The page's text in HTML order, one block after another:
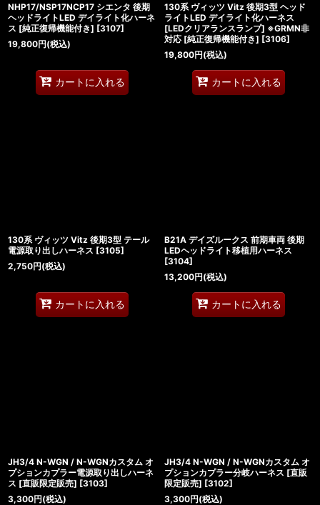
NHP17/NSP17NCP17 シエンタ 後期
ヘッドライトLED デイライト化ハーネ
ス [純正復帰機能付き] [3107]
19,800円(税込)
カートに入れる
130系 ヴィッツ Vitz 後期3型 ヘッド
ライトLED デイライト化ハーネス
[LEDクリアランスランプ] ※GRMN非
対応 [純正復帰機能付き] [3106]
19,800円(税込)
カートに入れる
130系 ヴィッツ Vitz 後期3型 テール
電源取り出しハーネス [3105]
2,750円(税込)
カートに入れる
B21A デイズルークス 前期車両 後期
LEDヘッドライト移植用ハーネス
[3104]
13,200円(税込)
カートに入れる
JH3/4 N-WGN / N-WGNカスタム オ
プションカプラー電源取り出しハーネ
ス [直販限定販売] [3103]
3,300円(税込)
JH3/4 N-WGN / N-WGNカスタム オ
プションカプラー分岐ハーネス [直販
限定販売] [3102]
3,300円(税込)